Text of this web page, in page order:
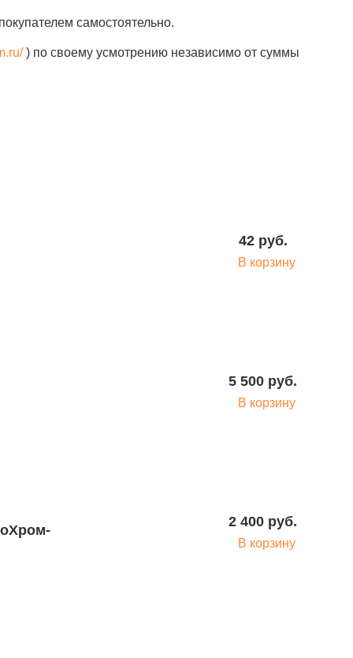
самостоятельно.
) по своему усмотрению независимо от суммы
42 руб.
В корзину
5 500 руб.
В корзину
2 400 руб.
В корзину